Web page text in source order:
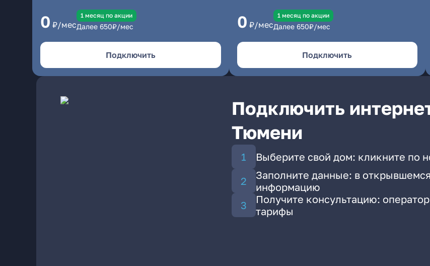
0 ₽/мес
1 месяц по акции
Далее 650₽/мес
Подключить
0 ₽/мес
1 месяц по акции
Далее 650₽/мес
Подключить
Подключить
Тюмени
Выберите свой дом: кликните по
Заполните данные: в
информацию
Получите консультацию:
тарифы